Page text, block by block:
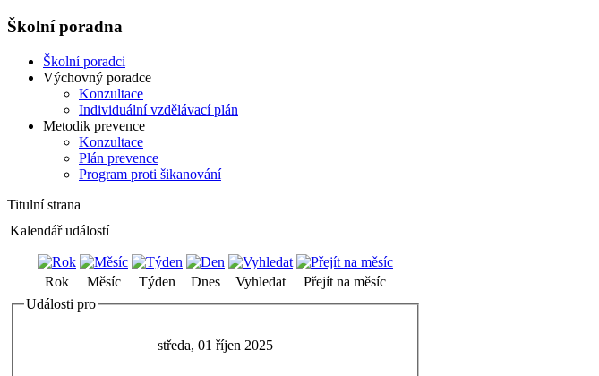
Školní poradna
Školní poradci
Výchovný poradce
Konzultace
Individuální vzdělávací plán
Metodik prevence
Konzultace
Plán prevence
Program proti šikanování
Titulní strana
Kalendář událostí
Rok Měsíc Týden Dnes Vyhledat
Přejít na měsíc
Události pro
středa, 01 říjen 2025